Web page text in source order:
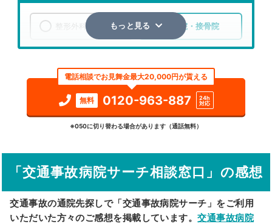
整形外科 整骨院・接骨院
検索する
詳細条件で絞り込む
駅から探す 院名から探す
もっと見る
電話相談でお見舞金最大20,000円が貰える
無料 0120-963-887
24h
対応
※050に切り替わる場合があります（通話無料）
「交通事故病院サーチ相談窓口」の感想
交通事故の通院先探しで「交通事故病院サーチ」をご利用
いただいた方々のご感想を掲載しています。交通事故病院